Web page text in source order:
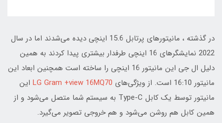
در گذشته ، مانیتورهای پرتابل 15.6 اینچی دیده می‌شدند اما در سال
2022 نمایشگرهای 16 اینچی طرفدار بیشتری پیدا کردند به همین
دلیل ال جی این مانیتور 16 اینچی را ساخته است همچنین ابعاد این
مانیتور 16:10 است. از ویژگی‌های
LG Gram +view 16MQ70 این
مانیتور توسط یک کابل Type-C به سیستم شما متصل می‌شود و از
همین کابل هم روشن می‌‌شود و هم خروجی تصویر می‌گیرد.